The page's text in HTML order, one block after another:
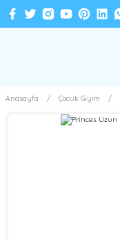
Anasayfa Çocuk Giyim